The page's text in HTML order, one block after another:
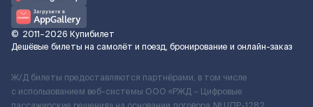
© 2011–2026 Купибилет
Дешёвые билеты на самолёт и поезд, бронирование и онлайн-заказ
Ж/Д билеты предоставляются партнёрами, в том числе
с использованием веб-системы ООО «РЖД – Цифровые